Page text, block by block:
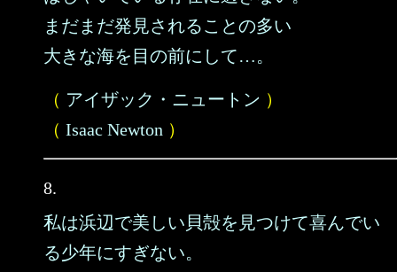
まだまだ発見されることの多い
大きな海を目の前にして…。
（ アイザック・ニュートン ）
（ Isaac Newton ）
8.
私は浜辺で美しい貝殻を見つけて喜んでい
る少年にすぎない。